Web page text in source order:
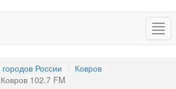
России
Ковров
102.7 FM